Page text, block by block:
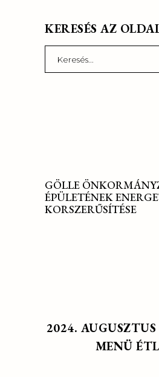
KERESÉS AZ
GÖLLE
ÉPÜLETÉNEK
KORSZERŰSÍTÉSE
2024.
MENÜ